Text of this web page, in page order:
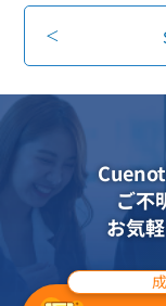
アンケートシステム
効果改善・顧
システム連携
セキュリテ
デジタルマー
資料ダウンロード
メール配信用語集
東京03-
ご不
お気